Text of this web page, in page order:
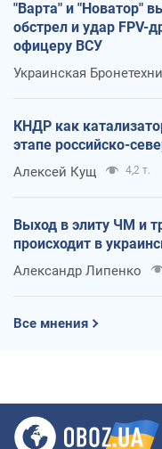
"Варта" и "Новатор"
обстрел и удар FPV-
офицеру ВСУ
Украинская
КНДР как
этапе российско-
Алексей Кущ 4,2 т.
Выход в элиту ЧМ и
происходит в
Александр Липенко
Все мнения